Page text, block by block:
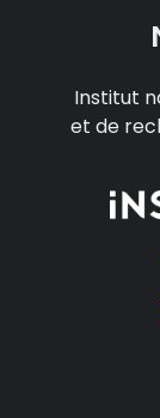
Institut
et de